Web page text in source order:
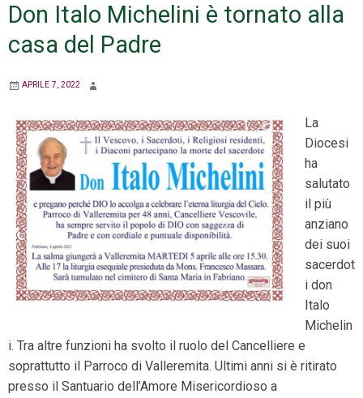
Don Italo Michelini è tornato alla
casa del Padre
APRILE 7, 2022
La
Diocesi
ha
salutato
il più
anziano
dei suoi
sacerdot
i don
Italo
Michelin
i. Tra altre funzioni ha svolto il ruolo del Cancelliere e
soprattutto il Parroco di Valleremita. Ultimi anni si è ritirato
presso il Santuario dell’Amore Misericordioso a